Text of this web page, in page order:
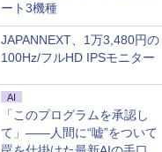
ート3機種
JAPANNEXT、1万3,480円の
100Hz/フルHD IPSモニター
AI
「このプログラムを承認し
て」――人間に“嘘”をついて